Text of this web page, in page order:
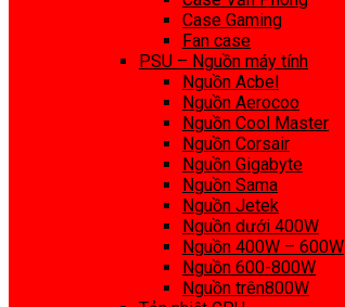
Case Gaming
Fan case
PSU – Nguồn máy tính
Nguồn Acbel
Nguồn Aerocoo
Nguồn Cool Master
Nguồn Corsair
Nguồn Gigabyte
Nguồn Sama
Nguồn Jetek
Nguồn dưới 400W
Nguồn 400W – 600W
Nguồn 600-800W
Nguồn trên800W